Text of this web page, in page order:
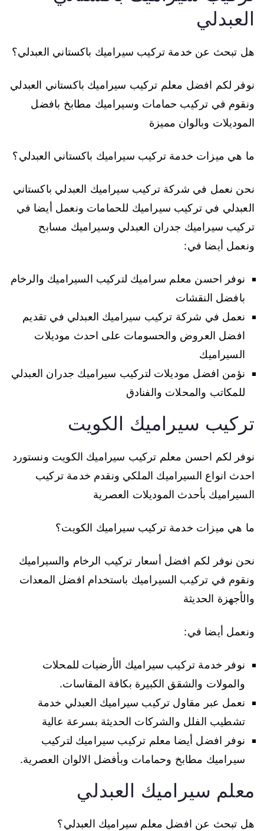
العبدلي
هل تبحث عن خدمة تركيب سيراميك باكستاني العبدلي؟
نوفر لكم افضل معلم تركيب سيراميك باكستاني العبدلي
ونقوم في تركيب حمامات وسيراميك مطابخ بافضل
الموديلات وبالوان مميزة
ما هي ميزات خدمة تركيب سيراميك باكستاني العبدلي؟
نحن نعمل في شركة تركيب سيراميك العبدلي باكستاني
العبدلي في تركيب سيراميك للحمامات ونعمل أيضا في
تركيب سيراميك جدران العبدلي وسيراميك مسابح
ونعمل أيضا في:
نوفر احسن معلم سراميك لتركيب السيراميك والرخام
بافضل النقشات
نعمل في شركة تركيب سيراميك العبدلي في تقديم
افضل العروض والحسومات على احدث موديلات
السيراميك
نؤمن افضل موديلات لتركيب سيراميك جدران العبدلي
للمكاتب والمحلات والفنادق
تركيب سيراميك الكويت
نوفر لكم احسن معلم تركيب سيراميك الكويت ونستورد
احدث انواع السيراميك الملكي ونقدم خدمة تركيب
السيراميك بأحدث الموديلات العصرية
ما هي ميزات خدمة تركيب سيراميك الكويت؟
نحن نوفر لكم افضل أسعار تركيب الرخام والسيراميك
ونقوم في تركيب السيراميك باستخدام افضل المعدات
والأجهزة الحديثة
ونعمل أيضا في:
نوفر خدمة تركيب سيراميك الأرضيات للمحلات
والمولات والشقق الكبيرة بكافة المقاسات.
نعمل عبر مقاول تركيب سيراميك العبدلي خدمة
تشطيب الفلل والشركات الحديثة بسرعة عالية
نوفر افضل أيضا معلم تركيب سيراميك لتركيب
سيراميك مطابخ وحمامات وبأفضل الالوان العصرية.
معلم سيراميك العبدلي
هل تبحث عن افضل معلم سيراميك العبدلي؟